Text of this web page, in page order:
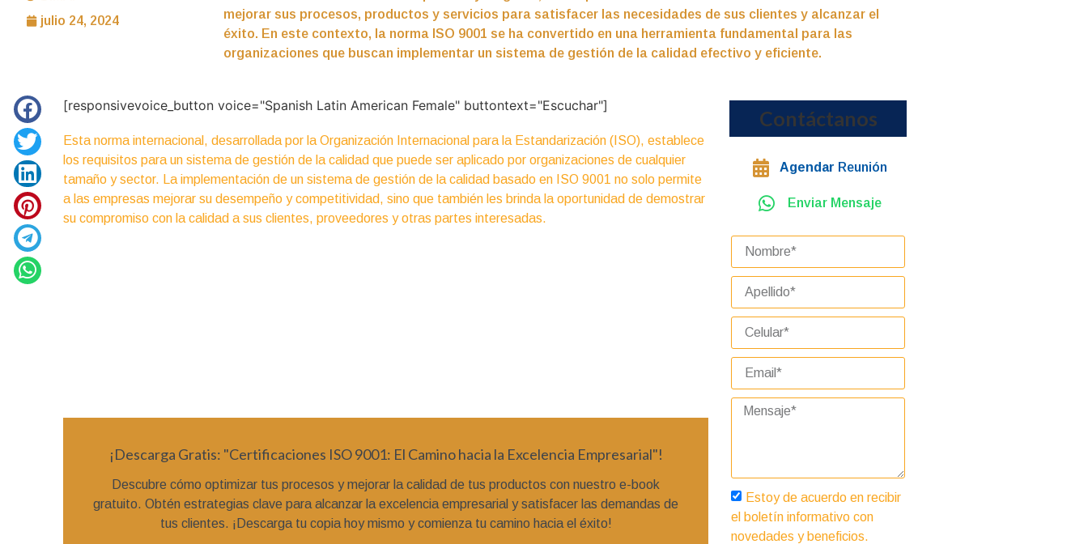
julio 24, 2024
mejorar sus procesos, productos y servicios para satisfacer las necesidades de sus clientes y alcanzar el
éxito. En este contexto, la norma ISO 9001 se ha convertido en una herramienta fundamental para las
organizaciones que buscan implementar un sistema de gestión de la calidad efectivo y eficiente.
[responsivevoice_button voice="Spanish Latin American Female" buttontext="Escuchar"]
Esta norma internacional, desarrollada por la Organización Internacional para la Estandarización (ISO), establece
los requisitos para un sistema de gestión de la calidad que puede ser aplicado por organizaciones de cualquier
tamaño y sector. La implementación de un sistema de gestión de la calidad basado en ISO 9001 no solo permite
a las empresas mejorar su desempeño y competitividad, sino que también les brinda la oportunidad de demostrar
su compromiso con la calidad a sus clientes, proveedores y otras partes interesadas.
¡Descarga Gratis: "Certificaciones ISO 9001: El Camino hacia la Excelencia Empresarial"!
Descubre cómo optimizar tus procesos y mejorar la calidad de tus productos con nuestro e-book
gratuito. Obtén estrategias clave para alcanzar la excelencia empresarial y satisfacer las demandas de
tus clientes. ¡Descarga tu copia hoy mismo y comienza tu camino hacia el éxito!
Contáctanos
Agendar Reunión
Enviar Mensaje
Estoy de acuerdo en recibir
el boletín informativo con
novedades y beneficios.